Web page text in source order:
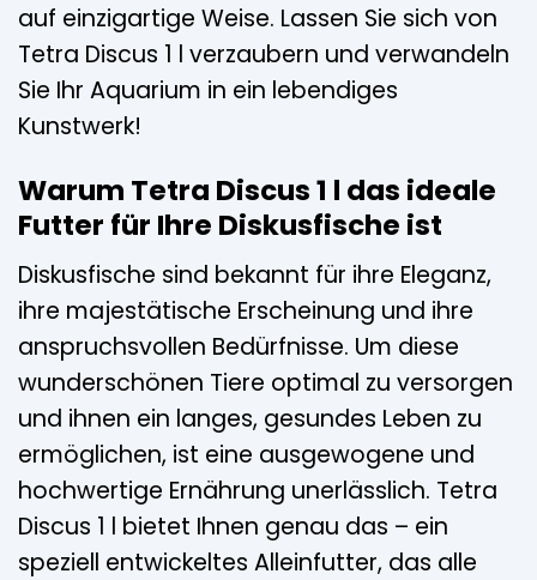
auf einzigartige Weise. Lassen Sie sich von
Tetra Discus 1 l verzaubern und verwandeln
Sie Ihr Aquarium in ein lebendiges
Kunstwerk!
Warum Tetra Discus 1 l das ideale
Futter für Ihre Diskusfische ist
Diskusfische sind bekannt für ihre Eleganz,
ihre majestätische Erscheinung und ihre
anspruchsvollen Bedürfnisse. Um diese
wunderschönen Tiere optimal zu versorgen
und ihnen ein langes, gesundes Leben zu
ermöglichen, ist eine ausgewogene und
hochwertige Ernährung unerlässlich. Tetra
Discus 1 l bietet Ihnen genau das – ein
speziell entwickeltes Alleinfutter, das alle